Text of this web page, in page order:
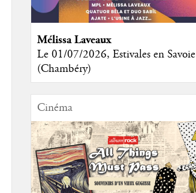
Mélissa Laveaux
Le 01/07/2026, Estivales en Savoie
(Chambéry)
Cinéma